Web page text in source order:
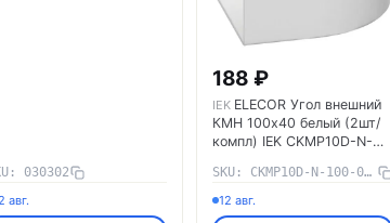
030302
авг.
188 ₽
IEK ELECOR Угол внешний
КМН 100х40 белый (2шт/
компл) IEK CKMP10D-N-
SKU: CKMP10D-N-100-040-K01
12 авг.